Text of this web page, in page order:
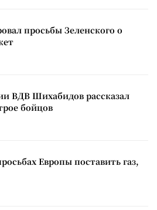
просьбы Зеленского о
ВДВ Шихабидов рассказал
бойцов
Европы поставить газ,